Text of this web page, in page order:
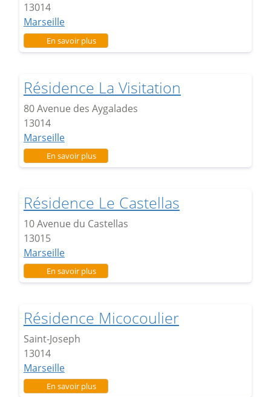
13014
Marseille
En savoir plussur Résidence Bassens
Résidence La Visitation
80 Avenue des Aygalades
13014
Marseille
En savoir plussur Résidence La Visitation
Résidence Le Castellas
10 Avenue du Castellas
13015
Marseille
En savoir plussur Résidence Le Castellas
Résidence Micocoulier
Saint-Joseph
13014
Marseille
En savoir plussur Résidence Micocoulier